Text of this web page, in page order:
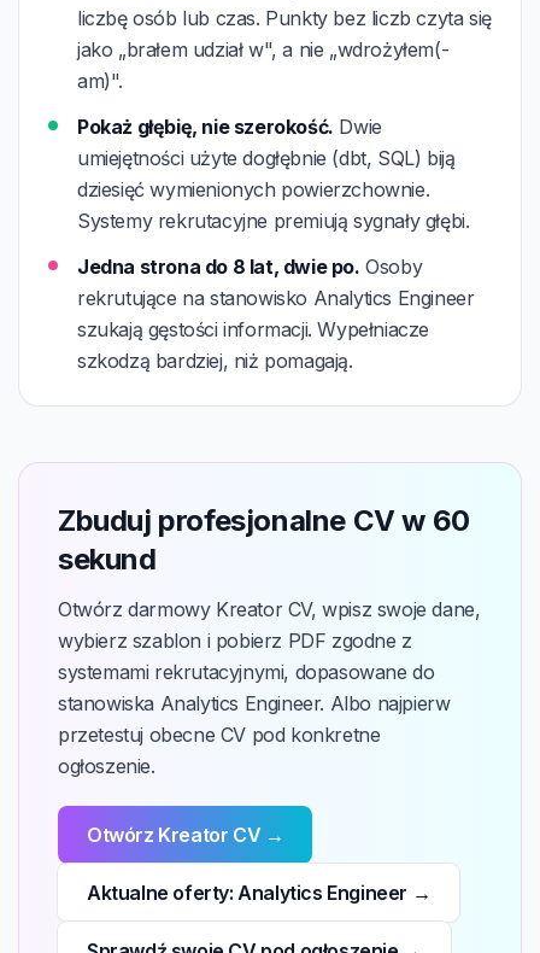
liczbę osób lub czas. Punkty bez liczb czyta się
jako „brałem udział w", a nie „wdrożyłem(-
am)".
Pokaż głębię, nie szerokość. Dwie
umiejętności użyte dogłębnie (dbt, SQL) biją
dziesięć wymienionych powierzchownie.
Systemy rekrutacyjne premiują sygnały głębi.
Jedna strona do 8 lat, dwie po. Osoby
rekrutujące na stanowisko Analytics Engineer
szukają gęstości informacji. Wypełniacze
szkodzą bardziej, niż pomagają.
Zbuduj profesjonalne CV w 60
sekund
Otwórz darmowy Kreator CV, wpisz swoje dane,
wybierz szablon i pobierz PDF zgodne z
systemami rekrutacyjnymi, dopasowane do
stanowiska Analytics Engineer. Albo najpierw
przetestuj obecne CV pod konkretne
ogłoszenie.
Otwórz Kreator CV →
Aktualne oferty: Analytics Engineer →